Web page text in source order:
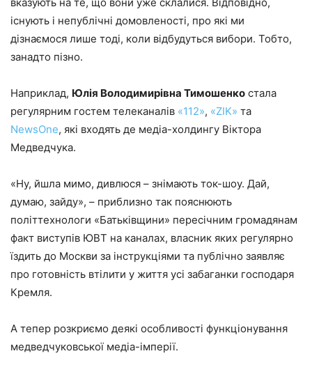
існують і непублічні домовленості, про які ми
дізнаємося лише тоді, коли відбудуться вибори. Тобто,
занадто пізно.
Наприклад, Юлія Володимирівна Тимошенко стала
регулярним гостем телеканалів «112», «ZIK» та
NewsOne, які входять де медіа-холдингу Віктора
Медведчука.
«Ну, йшла мимо, дивлюся – знімають ток-шоу. Дай,
думаю, зайду», – приблизно так пояснюють
політтехнологи «Батьківщини» пересічним громадянам
факт виступів ЮВТ на каналах, власник яких регулярно
їздить до Москви за інструкціями та публічно заявляє
про готовність втілити у життя усі забаганки господаря
Кремля.
А тепер розкриємо деякі особливості функціонування
медведчуковської медіа-імперії.